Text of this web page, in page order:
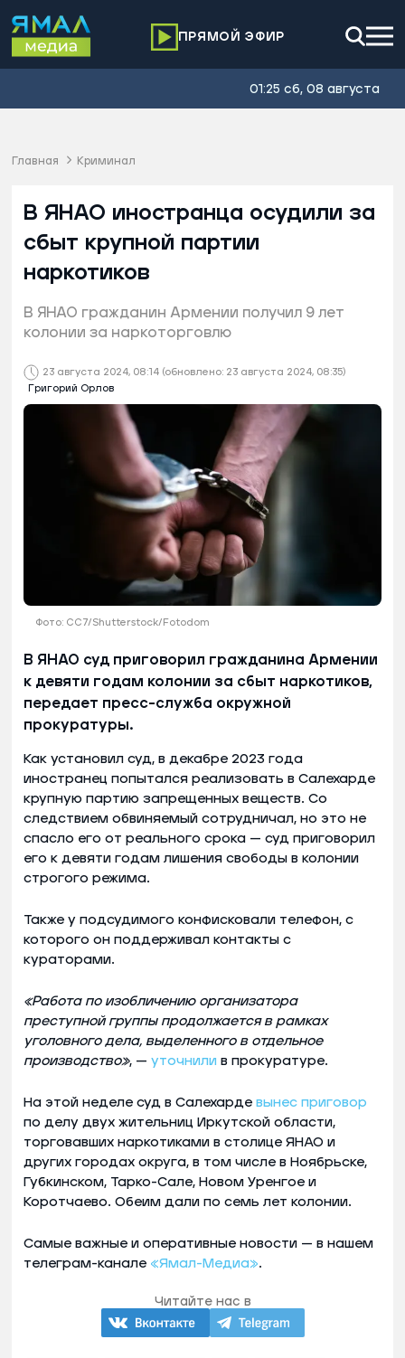
ПРЯМОЙ ЭФИР
01:25 сб, 08 августа
Главная Криминал
23 августа 2024, 08:14 (обновлено: 23 августа 2024, 08:35)
Григорий Орлов
В ЯНАО иностранца осудили за
сбыт крупной партии
наркотиков
В ЯНАО гражданин Армении получил 9 лет
колонии за наркоторговлю
Фото: CC7/Shutterstock/Fotodom
В ЯНАО суд приговорил гражданина Армении
к девяти годам колонии за сбыт наркотиков,
передает пресс-служба окружной
прокуратуры.
Как установил суд, в декабре 2023 года
иностранец попытался реализовать в Салехарде
крупную партию запрещенных веществ. Со
следствием обвиняемый сотрудничал, но это не
спасло его от реального срока — суд приговорил
его к девяти годам лишения свободы в колонии
строгого режима.
Также у подсудимого конфисковали телефон, с
которого он поддерживал контакты с
кураторами.
«Работа по изобличению организатора
преступной группы продолжается в рамках
уголовного дела, выделенного в отдельное
производство», — уточнили в прокуратуре.
На этой неделе суд в Салехарде вынес приговор
по делу двух жительниц Иркутской области,
торговавших наркотиками в столице ЯНАО и
других городах округа, в том числе в Ноябрьске,
Губкинском, Тарко-Сале, Новом Уренгое и
Коротчаево. Обеим дали по семь лет колонии.
Самые важные и оперативные новости — в нашем
телеграм-канале «Ямал-Медиа».
Читайте нас в